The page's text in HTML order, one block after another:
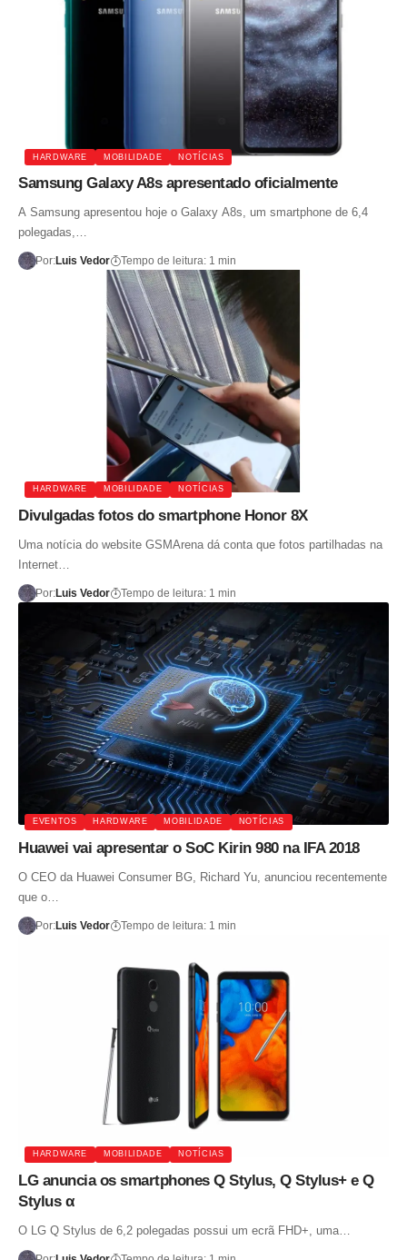
HARDWARE MOBILIDADE NOTÍCIAS
Samsung Galaxy A8s apresentado oficialmente
A Samsung apresentou hoje o Galaxy A8s, um smartphone de 6,4
polegadas,…
Por:Luis Vedor Tempo de leitura: 1 min
HARDWARE MOBILIDADE NOTÍCIAS
Divulgadas fotos do smartphone Honor 8X
Uma notícia do website GSMArena dá conta que fotos partilhadas na
Internet…
Por:Luis Vedor Tempo de leitura: 1 min
EVENTOS HARDWARE MOBILIDADE NOTÍCIAS
Huawei vai apresentar o SoC Kirin 980 na IFA 2018
O CEO da Huawei Consumer BG, Richard Yu, anunciou recentemente
que o…
Por:Luis Vedor Tempo de leitura: 1 min
HARDWARE MOBILIDADE NOTÍCIAS
LG anuncia os smartphones Q Stylus, Q Stylus+ e Q
Stylus α
O LG Q Stylus de 6,2 polegadas possui um ecrã FHD+, uma…